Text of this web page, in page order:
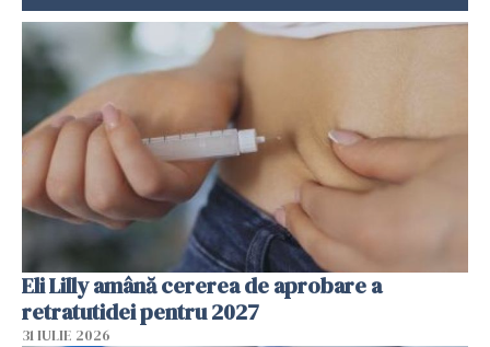
Eli Lilly amână cererea de aprobare a
retratutidei pentru 2027
31 IULIE 2026